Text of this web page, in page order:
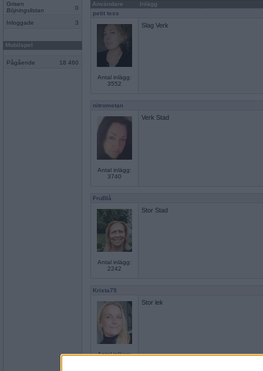
Grisen
Böjningslistan
0
Inloggade 3
Mobilspel
Pågående 18 460
Användare
Inlägg
petit tess
Antal inlägg:
3552
Slag Verk
nitrometan
Antal inlägg:
3740
Verk Stad
FruBlå
Antal inlägg:
2242
Stor Stad
Krista75
Antal inlägg:
Stor lek